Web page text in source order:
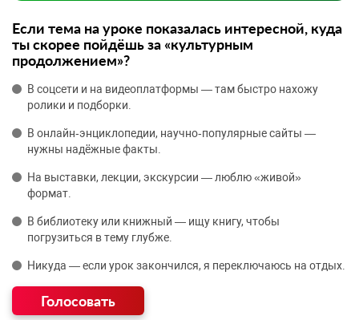
Если тема на уроке показалась интересной, куда
ты скорее пойдёшь за «культурным
продолжением»?
В соцсети и на видеоплатформы — там быстро нахожу
ролики и подборки.
В онлайн‑энциклопедии, научно‑популярные сайты —
нужны надёжные факты.
На выставки, лекции, экскурсии — люблю «живой»
формат.
В библиотеку или книжный — ищу книгу, чтобы
погрузиться в тему глубже.
Никуда — если урок закончился, я переключаюсь на отдых.